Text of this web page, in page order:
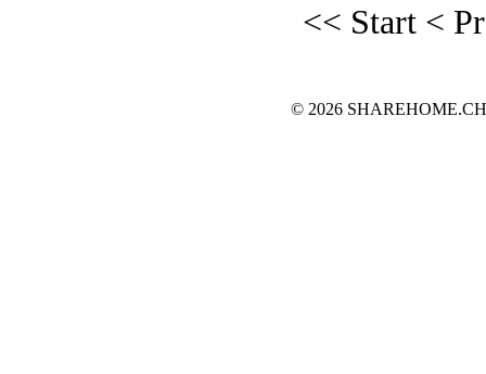
<< Start <
© 2026